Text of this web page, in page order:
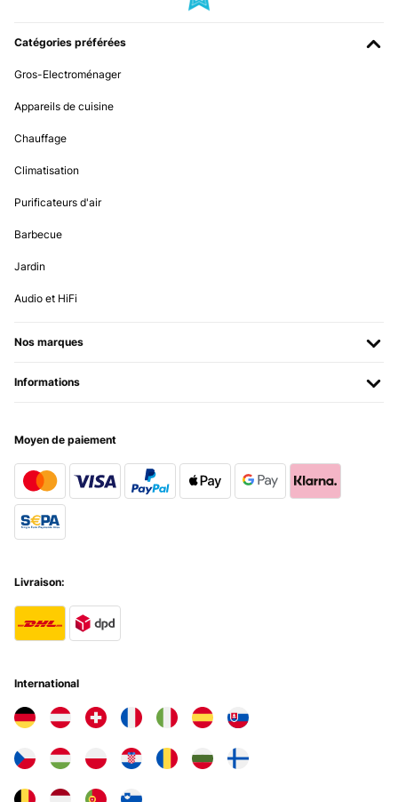
Catégories préférées
Gros-Electroménager
Appareils de cuisine
Chauffage
Climatisation
Purificateurs d'air
Barbecue
Jardin
Audio et HiFi
Nos marques
Informations
Moyen de paiement
Livraison:
International